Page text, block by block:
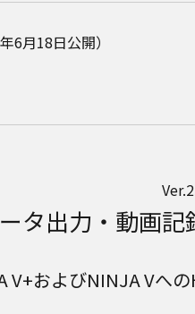
6月18日公開）
タ出力・動画
V+およびNINJA Vへ